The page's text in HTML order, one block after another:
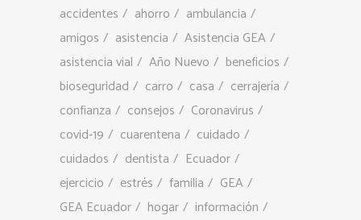
accidentes ahorro
ambulancia
amigos
asistencia
Asistencia GEA
asistencia vial
Año Nuevo
beneficios
bioseguridad
carro casa
cerrajería
confianza
consejos
Coronavirus
covid-19
cuarentena
cuidado
cuidados
dentista
Ecuador
ejercicio
estrés familia
GEA
GEA Ecuador
hogar
información